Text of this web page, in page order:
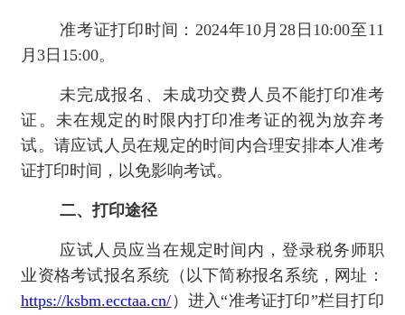
准考证打印时间：2024年10月28日10:00至11
月3日15:00。
未完成报名、未成功交费人员不能打印准考
证。未在规定的时限内打印准考证的视为放弃考
试。请应试人员在规定的时间内合理安排本人准考
证打印时间，以免影响考试。
二、打印途径
应试人员应当在规定时间内，登录税务师职
业资格考试报名系统（以下简称报名系统，网址：
https://ksbm.ecctaa.cn/ ）进入“准考证打印”栏目打印